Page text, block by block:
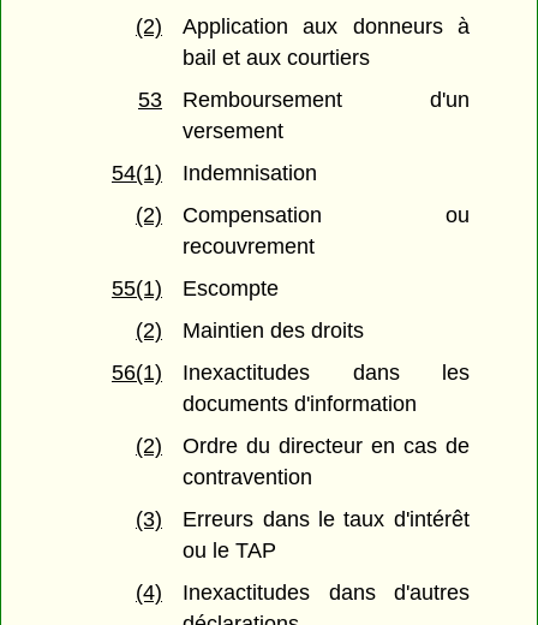
(2)
Application aux donneurs à
bail et aux courtiers
53
Remboursement d'un
versement
54(1)
Indemnisation
(2)
Compensation ou
recouvrement
55(1)
Escompte
(2)
Maintien des droits
56(1)
Inexactitudes dans les
documents d'information
(2)
Ordre du directeur en cas de
contravention
(3)
Erreurs dans le taux d'intérêt
ou le TAP
(4)
Inexactitudes dans d'autres